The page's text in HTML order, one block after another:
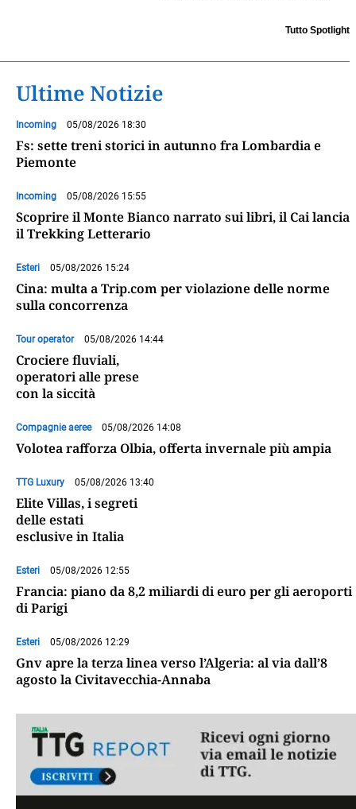
Business School by ForteTutto Spotlight
Ultime Notizie
Incoming 05/08/2026 18:30
Fs: sette treni storici in autunno fra Lombardia e
Piemonte
Incoming 05/08/2026 15:55
Scoprire il Monte Bianco narrato sui libri, il Cai lancia
il Trekking Letterario
Esteri 05/08/2026 15:24
Cina: multa a Trip.com per violazione delle norme
sulla concorrenza
Tour operator 05/08/2026 14:44
Crociere fluviali,
operatori alle prese
con la siccità
Compagnie aeree 05/08/2026 14:08
Volotea rafforza Olbia, offerta invernale più ampia
TTG Luxury 05/08/2026 13:40
Elite Villas, i segreti
delle estati
esclusive in Italia
Esteri 05/08/2026 12:55
Francia: piano da 8,2 miliardi di euro per gli aeroporti
di Parigi
Esteri 05/08/2026 12:29
Gnv apre la terza linea verso l’Algeria: al via dall’8
agosto la Civitavecchia-Annaba